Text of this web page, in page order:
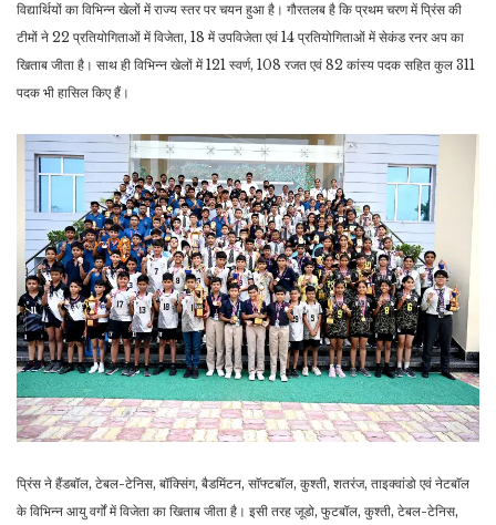
विद्यार्थियों का विभिन्न खेलों में राज्य स्तर पर चयन हुआ है। गौरतलब है कि प्रथम चरण में प्रिंस की
टीमों ने 22 प्रतियोगिताओं में विजेता, 18 में उपविजेता एवं 14 प्रतियोगिताओं में सेकंड रनर अप का
खिताब जीता है। साथ ही विभिन्न खेलों में 121 स्वर्ण, 108 रजत एवं 82 कांस्य पदक सहित कुल 311
पदक भी हासिल किए हैं।
प्रिंस ने हैंडबॉल, टेबल-टेनिस, बॉक्सिंग, बैडमिंटन, साॅफ्टबाॅल, कुश्ती, शतरंज, ताइक्वांडो एवं नेटबाॅल
के विभिन्न आयु वर्गों में विजेता का खिताब जीता है। इसी तरह जूडो, फुटबॉल, कुश्ती, टेबल-टेनिस,